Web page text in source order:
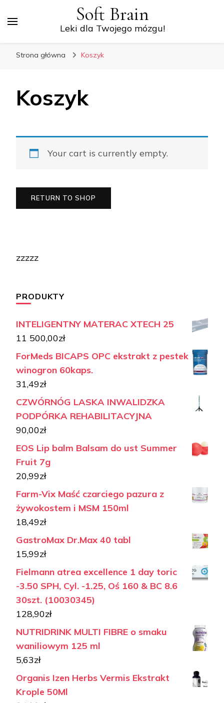
Soft Brain
Leki dla Twojego mózgu!
Strona główna Koszyk
Koszyk
Your cart is currently empty.
RETURN TO SHOP
zzzzz
PRODUKTY
INTELIGENTNY MATERAC XTECH 25
11 500,00zł
ForMeds BICAPS OPC ekstrakt z pestek
winogron 60kaps.
31,49zł
CZWÓRNÓG LASKA INWALIDZKA
PODPÓRKA REHABILITACYJNA
90,00zł
EOS Lip balm Balsam do ust Summer
Fruit 7g
20,99zł
Farm-Vix Maść czarciego pazura z
żywokostem i MSM 150ml
18,49zł
GastroMax Dr.Max 40 tabl
15,99zł
Fielmann atrea excellence 1 day toric
-3.50 SPH, Cyl. -1.25, Oś 160 & BC 8.6
30szt. (10030345)
128,90zł
NUTRIDRINK MULTI FIBRE o smaku
waniliowym 125 ml
5,63zł
Organis Izen Herbs Vermis Ekstrakt
Krople 50Ml